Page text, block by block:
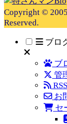
Copyright ©
Reserved.
ブロ
ブ
管
RSS
お
セ